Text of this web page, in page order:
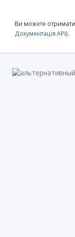
Ви можете
Документація API).